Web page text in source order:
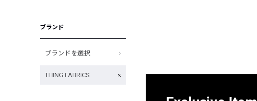
ブランド
ブランドを選択
THING FABRICS